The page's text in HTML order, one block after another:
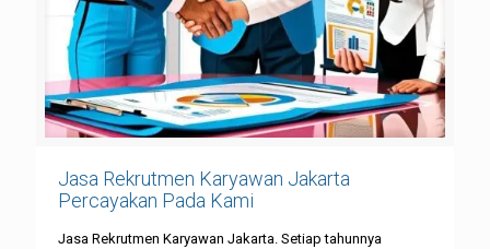
Jasa Rekrutmen Karyawan Jakarta
Percayakan Pada Kami
Jasa Rekrutmen Karyawan Jakarta. Setiap tahunnya